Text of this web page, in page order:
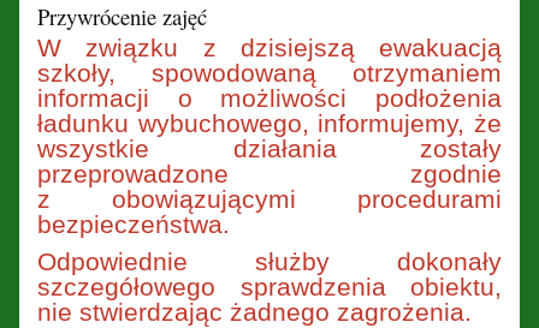
Przywrócenie zajęć
W związku z dzisiejszą ewakuacją
szkoły, spowodowaną otrzymaniem
informacji o możliwości podłożenia
ładunku wybuchowego, informujemy, że
wszystkie działania zostały
przeprowadzone zgodnie
z obowiązującymi procedurami
bezpieczeństwa.
Odpowiednie służby dokonały
szczegółowego sprawdzenia obiektu,
nie stwierdzając żadnego zagrożenia.